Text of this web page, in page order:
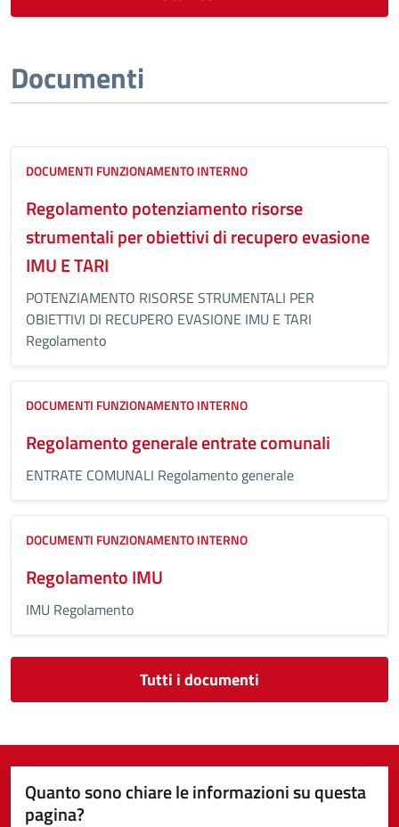
Documenti
DOCUMENTI FUNZIONAMENTO INTERNO
Regolamento potenziamento risorse
strumentali per obiettivi di recupero evasione
IMU E TARI
POTENZIAMENTO RISORSE STRUMENTALI PER
OBIETTIVI DI RECUPERO EVASIONE IMU E TARI
Regolamento
DOCUMENTI FUNZIONAMENTO INTERNO
Regolamento generale entrate comunali
ENTRATE COMUNALI Regolamento generale
DOCUMENTI FUNZIONAMENTO INTERNO
Regolamento IMU
IMU Regolamento
Tutti i documenti
Quanto sono chiare le informazioni su questa
pagina?